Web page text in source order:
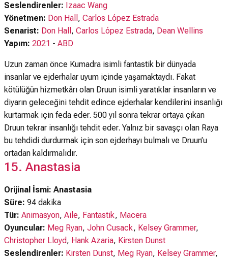
Seslendirenler: Izaac Wang
Yönetmen: Don Hall , Carlos López Estrada
Senarist: Don Hall , Carlos López Estrada, Dean Wellins
Yapım: 2021 - ABD
Uzun zaman önce Kumadra isimli fantastik bir dünyada
insanlar ve ejderhalar uyum içinde yaşamaktaydı. Fakat
kötülüğün hizmetkârı olan Druun isimli yaratıklar insanların ve
diyarın geleceğini tehdit edince ejderhalar kendilerini insanlığı
kurtarmak için feda eder. 500 yıl sonra tekrar ortaya çıkan
Druun tekrar insanlığı tehdit eder. Yalnız bir savaşçı olan Raya
bu tehdidi durdurmak için son ejderhayı bulmalı ve Druun’u
ortadan kaldırmalıdır.
15. Anastasia
Orijinal İsmi: Anastasia
Süre: 94 dakika
Tür: Animasyon, Aile, Fantastik, Macera
Oyuncular: Meg Ryan, John Cusack, Kelsey Grammer,
Christopher Lloyd, Hank Azaria, Kirsten Dunst
Seslendirenler: Kirsten Dunst, Meg Ryan, Kelsey Grammer,